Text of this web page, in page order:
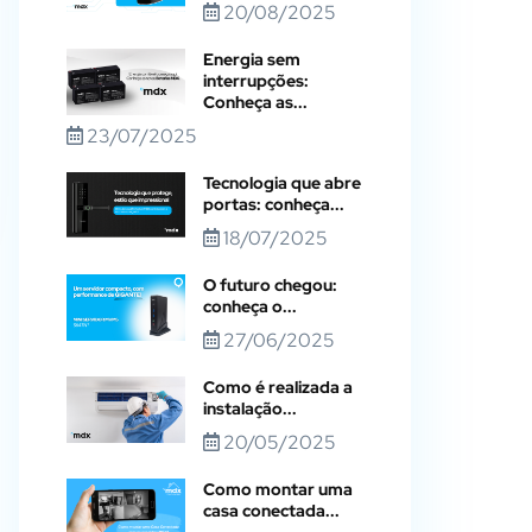
20/08/2025
Energia sem
interrupções:
Conheça as...
23/07/2025
Tecnologia que abre
portas: conheça...
18/07/2025
O futuro chegou:
conheça o...
27/06/2025
Como é realizada a
instalação...
20/05/2025
Como montar uma
casa conectada...